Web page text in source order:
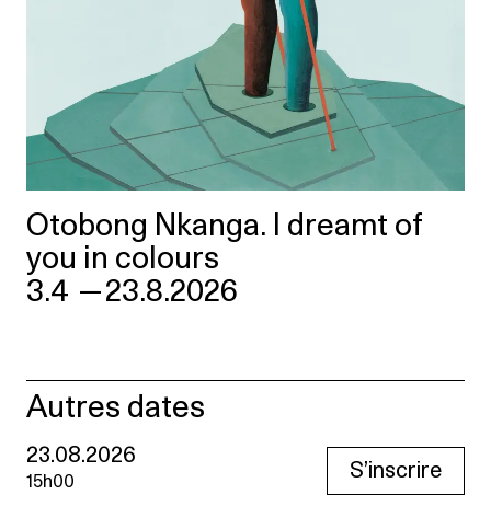
Otobong Nkanga. I dreamt of
you in colours
3.4 —23.8.2026
Autres dates
23.08.2026
15h00 S’inscrire